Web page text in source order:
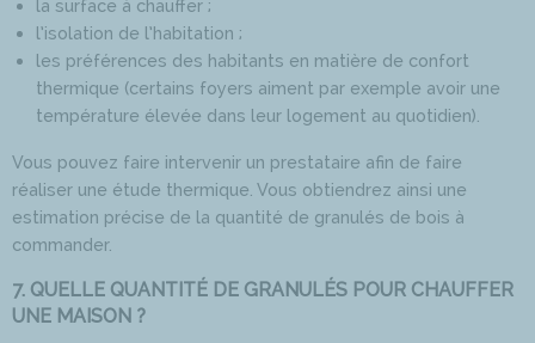
la surface à chauffer ;
l’isolation de l’habitation ;
les préférences des habitants en matière de confort
thermique (certains foyers aiment par exemple avoir une
température élevée dans leur logement au quotidien).
Vous pouvez faire intervenir un prestataire afin de faire
réaliser une étude thermique. Vous obtiendrez ainsi une
estimation précise de la quantité de granulés de bois à
commander.
7. QUELLE QUANTITÉ DE GRANULÉS POUR CHAUFFER
UNE MAISON ?